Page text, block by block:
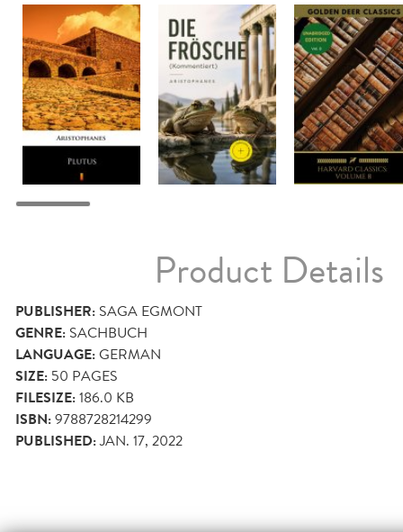
Product Details
PUBLISHER: SAGA EGMONT
GENRE: SACHBUCH
LANGUAGE:GERMAN
SIZE: 50 PAGES
FILESIZE:186.0 KB
ISBN:9788728214299
PUBLISHED:JAN. 17, 2022